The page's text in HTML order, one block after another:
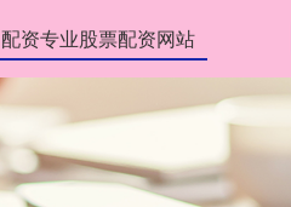
配资专业股票配资网站